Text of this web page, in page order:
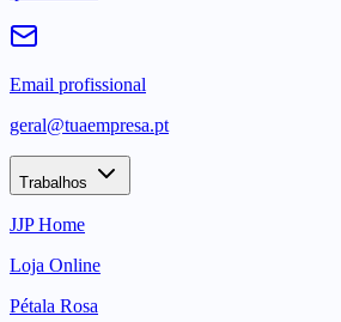
Email profissional
geral@tuaempresa.pt
Trabalhos
JJP Home
Loja Online
Pétala Rosa